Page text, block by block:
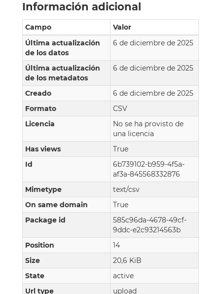
Información adicional
Campo
Valor
Última actualización
de los datos
6 de diciembre de 2025
Última actualización
de los metadatos
6 de diciembre de 2025
Creado
6 de diciembre de 2025
Formato
CSV
Licencia
No se ha provisto de
una licencia
Has views
True
Id
6b739102-b959-4f5a-
af3a-845568332876
Mimetype
text/csv
On same domain
True
Package id
585c96da-4678-49cf-
9ddc-e2c93214563b
Position
14
Size
20,6 KiB
State
active
Url type
upload